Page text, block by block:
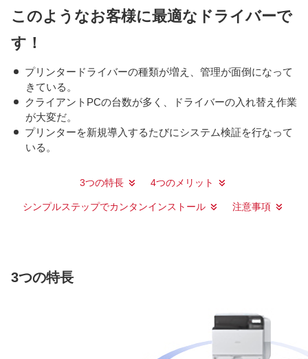
このようなお客様に最適なドライバーで
す！
プリンタードライバーの種類が増え、管理が面倒になって
きている。
クライアントPCの台数が多く、ドライバーの入れ替え作業
が大変だ。
プリンターを新規導入するたびにシステム検証を行なって
いる。
3つの特長 4つのメリット
シンプルステップでカンタンインストール 注意事項
3つの特長